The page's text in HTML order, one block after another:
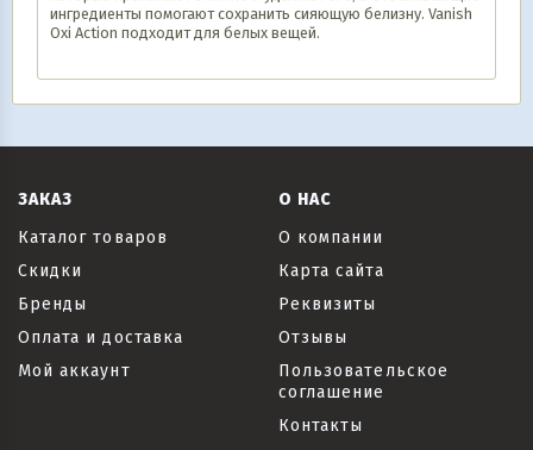
ингредиенты помогают сохранить сияющую белизну. Vanish
Oxi Action подходит для белых вещей.
ЗАКАЗ
Каталог товаров
Скидки
Бренды
Оплата и доставка
Мой аккаунт
О НАС
О компании
Карта сайта
Реквизиты
Отзывы
Пользовательское
соглашение
Контакты